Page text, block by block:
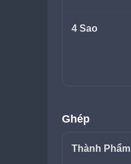
4 Sao
Ghép
Thành Phẩm